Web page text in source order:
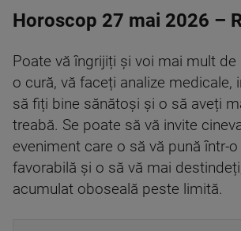
Horoscop 27 mai 2026 –
Poate vă îngrijiți și voi mai mult de
o cură, vă faceți analize medicale,
să fiți bine sănătoși și o să aveți
treabă. Se poate să vă invite
eveniment care o să vă pună într-
favorabilă și o să vă mai
acumulat oboseală peste limită.